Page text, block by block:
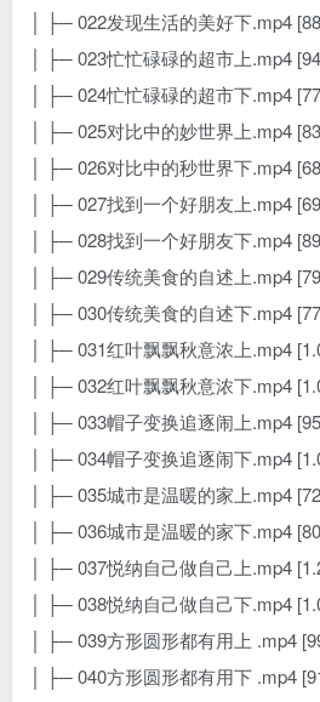
│ ├─ 022发现生活的美好下.mp4
│ ├─ 023忙忙碌碌的超市上.mp4
│ ├─ 024忙忙碌碌的超市下.mp4
│ ├─ 025对比中的妙世界上.mp4
│ ├─ 026对比中的秒世界下.mp4
│ ├─ 027找到一个好朋友上.mp4
│ ├─ 028找到一个好朋友下.mp4
│ ├─ 029传统美食的自述上.mp4
│ ├─ 030传统美食的自述下.mp4
│ ├─ 031红叶飘飘秋意浓上.mp4
│ ├─ 032红叶飘飘秋意浓下.mp4
│ ├─ 033帽子变换追逐闹上.mp4
│ ├─ 034帽子变换追逐闹下.mp4
│ ├─ 035城市是温暖的家上.mp4
│ ├─ 036城市是温暖的家下.mp4
│ ├─ 037悦纳自己做自己上.mp4
│ ├─ 038悦纳自己做自己下.mp4
│ ├─ 039方形圆形都有用上 .mp4
│ ├─ 040方形圆形都有用下 .mp4